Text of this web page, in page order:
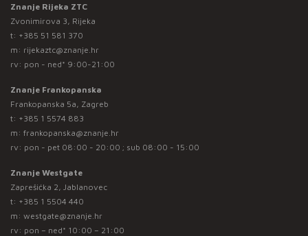
Znanje Rijeka ZTC
Zvonimirova 3, Rijeka
t: +385 51 581 370
m: rijekaztc@znanje.hr
rv: pon - ned* 9:00-21:00
Znanje Frankopanska
Frankopanska 5a, Zagreb
t: +385 1 5574 883
m: frankopanska@znanje.hr
rv: pon - pet 08:00 - 20:00 ; sub 08:00 - 15:00
Znanje Westgate
Zaprešićka 2, Jablanovec
t: +385 1 5504 440
m: westgate@znanje.hr
rv: pon – ned* 10:00 – 21:00